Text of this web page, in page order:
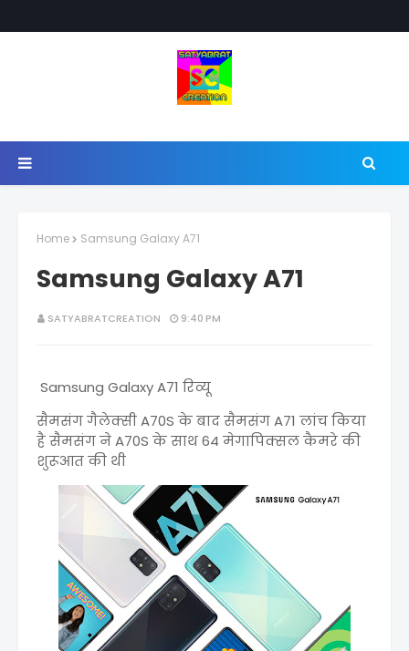
Home Samsung Galaxy A71
Samsung Galaxy A71
SATYABRATCREATION 9:40 PM
Samsung Galaxy A71 रिव्यू
सैमसंग गैलेक्सी A70S के बाद सैमसंग A71 लांच किया
है सैमसंग ने A70S के साथ 64 मेगापिक्सल कैमरे की
शुरूआत की थी